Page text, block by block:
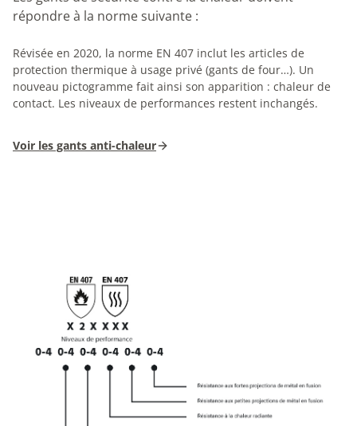
répondre à la norme suivante :
Révisée en 2020, la norme EN 407 inclut les articles de
protection thermique à usage privé (gants de four…). Un
nouveau pictogramme fait ainsi son apparition : chaleur de
contact. Les niveaux de performances restent inchangés.
Voir les gants anti-chaleur